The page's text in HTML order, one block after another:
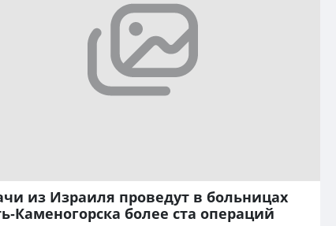
из Израиля проведут в больницах
Каменогорска более ста операций